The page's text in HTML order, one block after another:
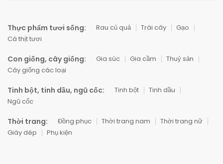
Thực phẩm tươi sống: Rau củ quả Trái cây
Gạo
Cá thịt tươi
Con giống, cây giống: Gia súc Gia cầm
Thuỷ sản
Cây giống các loại
Tinh bột, tinh dầu, ngũ cốc: Tinh bột
Tinh dầu
Ngũ cốc
Thời trang: Đồng phục Thời trang nam
Thời trang nữ
Giày dép
Phụ kiện